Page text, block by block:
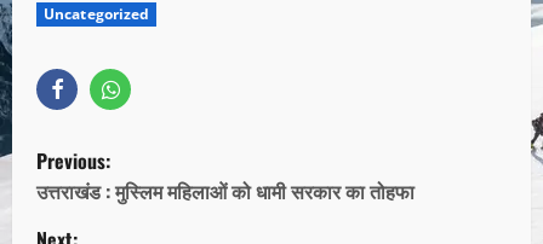
Uncategorized
Previous:
उत्तराखंड : मुस्लिम महिलाओं को धामी सरकार का तोहफा